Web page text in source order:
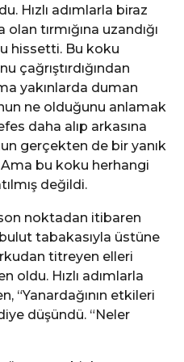
Hızlı adımlarla biraz
tırmığına uzandığı
hissetti. Bu koku
çağrıştırdığından
yakınlarda duman
ne olduğunu anlamak
daha alıp arkasına
gerçekten de bir yanık
bu koku herhangi
değildi.
noktadan itibaren
tabakasıyla üstüne
titreyen elleri
oldu. Hızlı adımlarla
“Yanardağının etkileri
düşündü. “Neler